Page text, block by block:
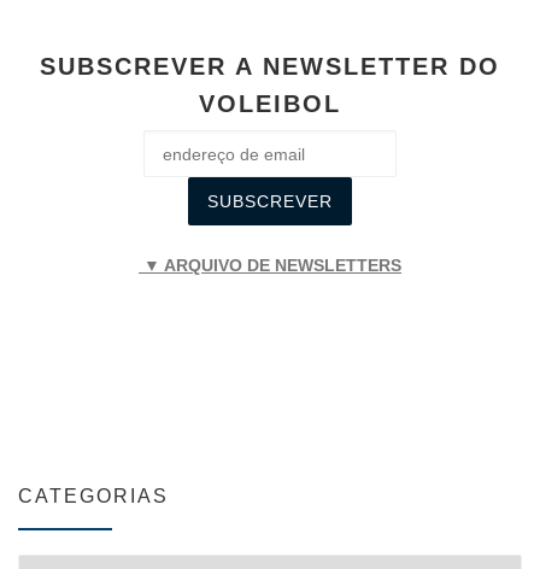
SUBSCREVER A NEWSLETTER DO
VOLEIBOL
▼ ARQUIVO DE NEWSLETTERS
CATEGORIAS